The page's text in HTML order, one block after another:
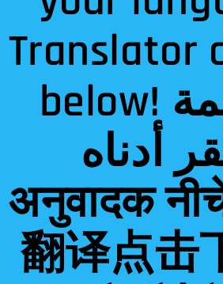
Translator
below! الترجمة
أدناه!
अनुवादक
翻译点击